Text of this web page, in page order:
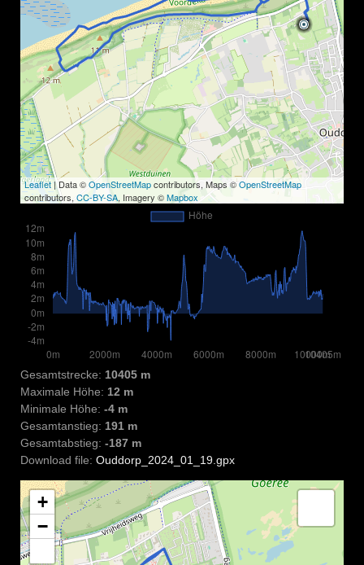
Leaflet| Data ©OpenStreetMapcontributors, Maps ©OpenStreetMap
contributors, CC-BY-SA, Imagery ©Mapbox
Gesamtstrecke: 10405 m
Maximale Höhe: 12 m
Minimale Höhe: -4 m
Gesamtanstieg: 191 m
Gesamtabstieg: -187 m
Download file: Ouddorp_2024_01_19.gpx
+
−